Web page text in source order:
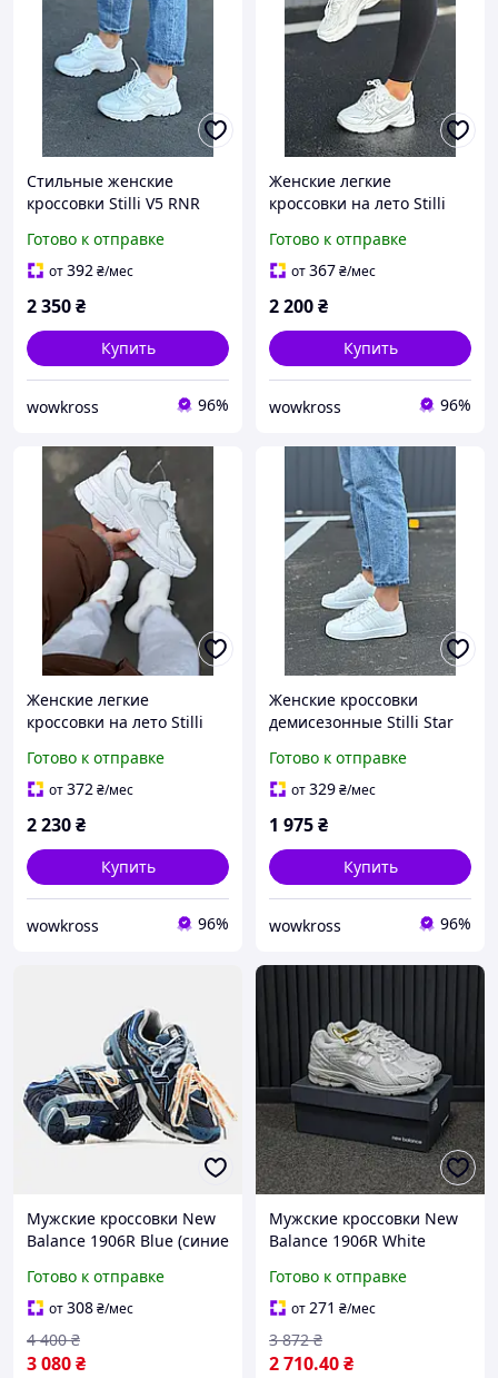
Cтильные женские
кроссовки Stilli V5 RNR
спортивные кроссовки 36
Готово к отправке
от392₴/мес
2 350₴
Купить
wowkross 96%
Женские легкие
кроссовки на лето Stilli
кроссовки с сеточкой 36
Готово к отправке
от367₴/мес
2 200₴
Купить
wowkross 96%
Женские легкие
кроссовки на лето Stilli
кроссовки с сеточкой 36
Готово к отправке
от372₴/мес
2 230₴
Купить
wowkross 96%
Женские кроссовки
демисезонные Stilli Star
спортивные кроссовки 38
Готово к отправке
от329₴/мес
1 975₴
Купить
wowkross 96%
Мужские кроссовки New
Balance 1906R Blue (синие
спортивные кроссовки
для повседневной носки
Код: 3018М
Готово к отправке
от308₴/мес
3 080₴
4 400 ₴
Мужские кроссовки New
Balance 1906R White
спортивные кроссовки с
амортизацией для города
Код: 3727
Готово к отправке
от271 ₴/мес
2 710.40₴
3 872 ₴